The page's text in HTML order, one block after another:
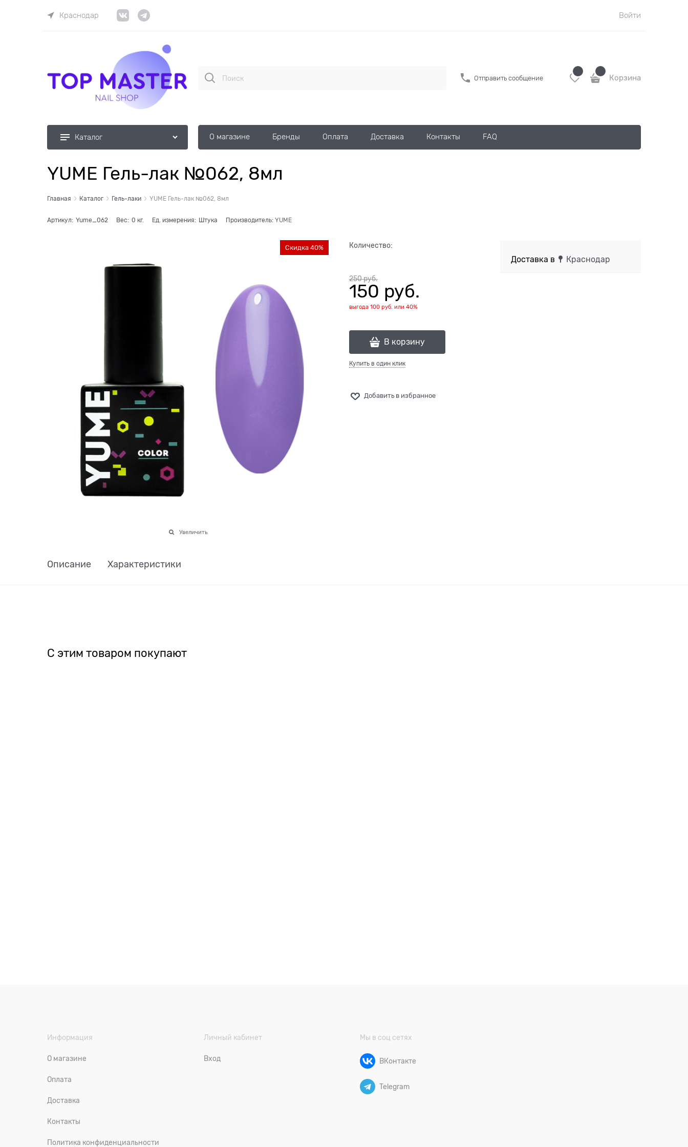
Краснодар Войти
Отправить сообщение Корзина
Каталог О магазине Бренды Оплата Доставка Контакты FAQ
YUME Гель-лак №062, 8мл
Главная Каталог Гель-лаки YUME Гель-лак №062, 8мл
Артикул: Yume_062 Вес: 0 кг. Ед. измерения: Штука Производитель: YUME
Скидка 40%
Увеличить
Количество:
250 руб.
150 руб.
выгода 100 руб. или 40%
В корзину
Купить в один клик
Добавить в избранное
Доставка в Краснодар
Описание Характеристики
С этим товаром покупают
Информация
О магазине
Оплата
Доставка
Контакты
Политика конфиденциальности
Личный кабинет
Вход
Мы в соц сетях
ВКонтакте
Telegram